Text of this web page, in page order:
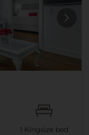
1 Kingsize bed